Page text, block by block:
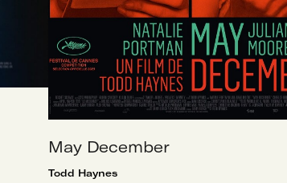
May December
Todd Haynes